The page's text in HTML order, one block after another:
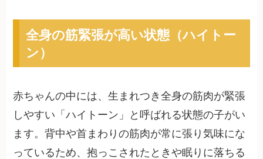
全身の筋緊張が高い状態（ハイトー
ン）
赤ちゃんの中には、生まれつき全身の筋肉が緊張
しやすい「ハイトーン」と呼ばれる状態の子がい
ます。背中や首まわりの筋肉が常に張り気味にな
っているため、抱っこされたときや眠りに落ちる